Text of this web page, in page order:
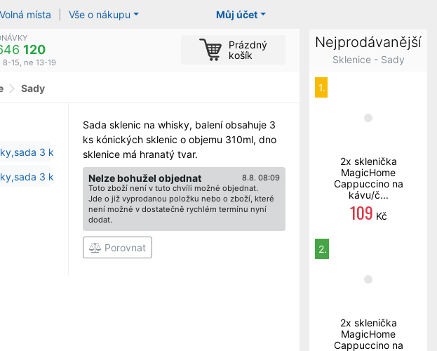
Můj účet
Volná místa Vše o nákupu
120
15, ne 13-19
Prázdný
košík
Sady
Sada sklenic na whisky, balení obsahuje 3
ks kónických sklenic o objemu 310ml, dno
sklenice má hranatý tvar.
8.8. 08:09
Nelze bohužel objednat
Toto zboží není v tuto chvíli možné objednat.
Jde o již vyprodanou položku nebo o zboží, které
není možné v dostatečně rychlém termínu nyní
dodat.
Porovnat
Nejprodávanější
Sklenice - Sady
1.
2x sklenička
MagicHome
Cappuccino na
kávu/č...
109 Kč
2.
2x sklenička
MagicHome
Cappuccino na